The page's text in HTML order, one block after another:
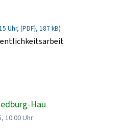
Uhr, (PDF}, 187 kB)
Hau
10:00 Uhr